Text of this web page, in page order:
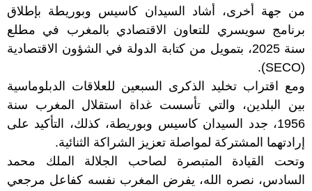
من جهة أخرى، أشاد السيدان كاسيس وبوريطة بإطلاق
برنامج سويسري للتعاون الاقتصادي بالمغرب في مطلع
سنة 2025، بتمويل من كتابة الدولة في الشؤون الاقتصادية
(SECO).
ومع اقتراب تخليد الذكرى السبعين للعلاقات الدبلوماسية
بين البلدين، والتي تأسست غداة استقلال المغرب سنة
1956، جدد السيدان كاسيس وبوريطة، كذلك، التأكيد على
إرادتهما المشتركة لمواصلة تعزيز الشراكة الثنائية.
وتحت القيادة المتبصرة لصاحب الجلالة الملك محمد
السادس، نصره الله، يفرض المغرب نفسه كفاعل مرجعي